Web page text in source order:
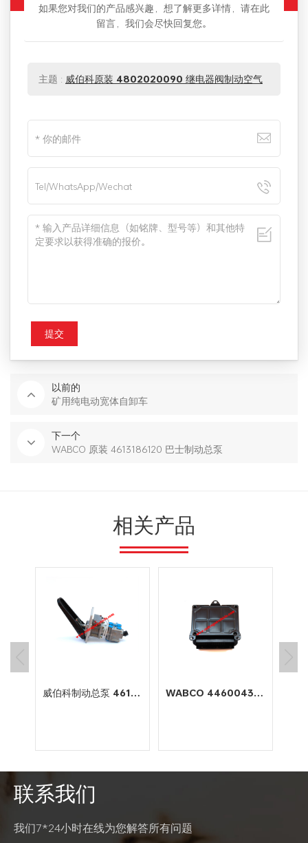
如果您对我们的产品感兴趣，想了解更多详情，请在此
留言，我们会尽快回复您。
主题 : 威伯科原装 4802020090 继电器阀制动空气
提交
以前的
矿用纯电动宽体自卸车
下一个
WABCO 原装 4613186120 巴士制动总泵
相关产品
需
接
。
威伯科制动总泵 4613180710
阅读更多
WABCO 4460043200 电子控制单元 Ecu Engine Automotive Working
联系我们
我们7*24小时在线为您解答所有问题